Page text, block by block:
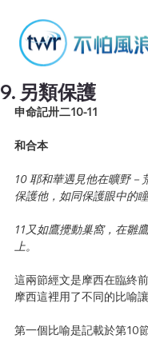
9. 另類保護
申命記卅二10-11
和合本
10 耶和華遇見他在曠野－
保護他，如同保護眼中的瞳
11又如鷹攪動巢窩，在雛
上。
這兩節經文是摩西在臨終
摩西這裡用了不同的比喻
第一個比喻是記載於第10